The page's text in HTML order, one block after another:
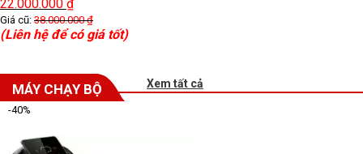
22.000.000 ₫
Giá cũ: 38.000.000₫
(Liên hệ để có giá tốt)
MÁY CHẠY BỘ Xem tất cả
-40%